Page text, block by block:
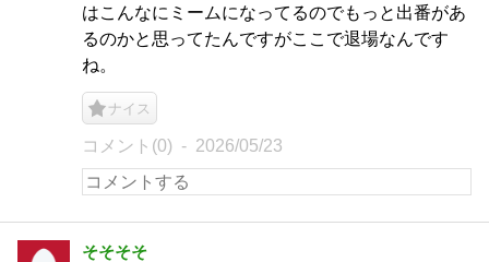
はこんなにミームになってるのでもっと出番があ
るのかと思ってたんですがここで退場なんです
ね。
ナイス
コメント(0) 2026/05/23
そそそそ